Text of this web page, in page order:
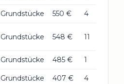
Grundstücke 550 € 4
Grundstücke 548 € 11
Grundstücke 485 € 1
Grundstücke 407 € 4